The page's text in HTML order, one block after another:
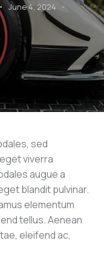
June 4, 2024
sed
viverra
augue a
blandit pulvinar.
elementum
tellus. Aenean
eleifend ac,